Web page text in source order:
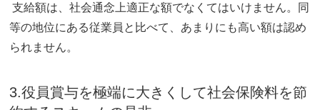
支給額は、社会通念上適正な額でなくてはいけません。同
等の地位にある従業員と比べて、あまりにも高い額は認め
られません。
3.役員賞与を極端に大きくして社会保険料を節